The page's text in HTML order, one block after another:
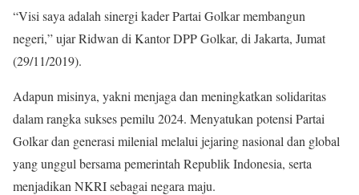
“Visi saya adalah sinergi kader Partai Golkar membangun
negeri,” ujar Ridwan di Kantor DPP Golkar, di Jakarta, Jumat
(29/11/2019).
Adapun misinya, yakni menjaga dan meningkatkan solidaritas
dalam rangka sukses pemilu 2024. Menyatukan potensi Partai
Golkar dan generasi milenial melalui jejaring nasional dan global
yang unggul bersama pemerintah Republik Indonesia, serta
menjadikan NKRI sebagai negara maju.